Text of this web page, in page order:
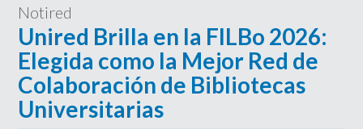
Notired
Unired Brilla en la FILBo 2026:
Elegida como la Mejor Red de
Colaboración de Bibliotecas
Universitarias